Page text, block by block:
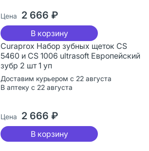
Цена 2 666 ₽
В корзину
Curaprox Набор зубных щеток CS
5460 и CS 1006 ultrasoft Европейский
зубр 2 шт 1 уп
Доставим курьером с 22 августа
В аптеку с 22 августа
Цена 2 666 ₽
В корзину